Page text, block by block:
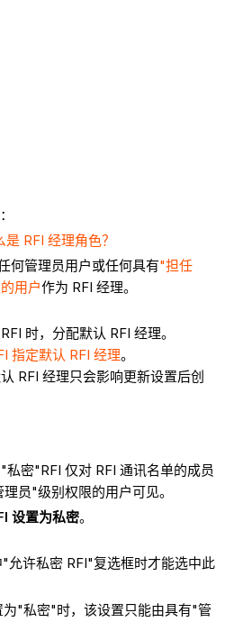
是 RFI 经理角色？
何管理员用户或任何具有"担任
用户作为 RFI 经理。
时，分配默认 RFI 经理。
指定默认 RFI 经理。
RFI 经理只会影响更新设置后创
私密"RFI 仅对 RFI 通讯名单的成员
员"级别权限的用户可见。
设置为私密。
允许私密 RFI"复选框时才能选中此
为"私密"时，该设置只能由具有"管